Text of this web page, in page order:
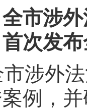
涉外
首次发
外法
例，